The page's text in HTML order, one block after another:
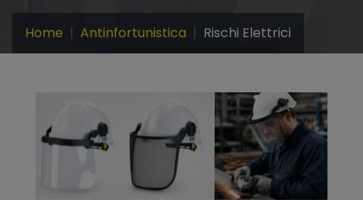
Home Antinfortunistica Rischi Elettrici